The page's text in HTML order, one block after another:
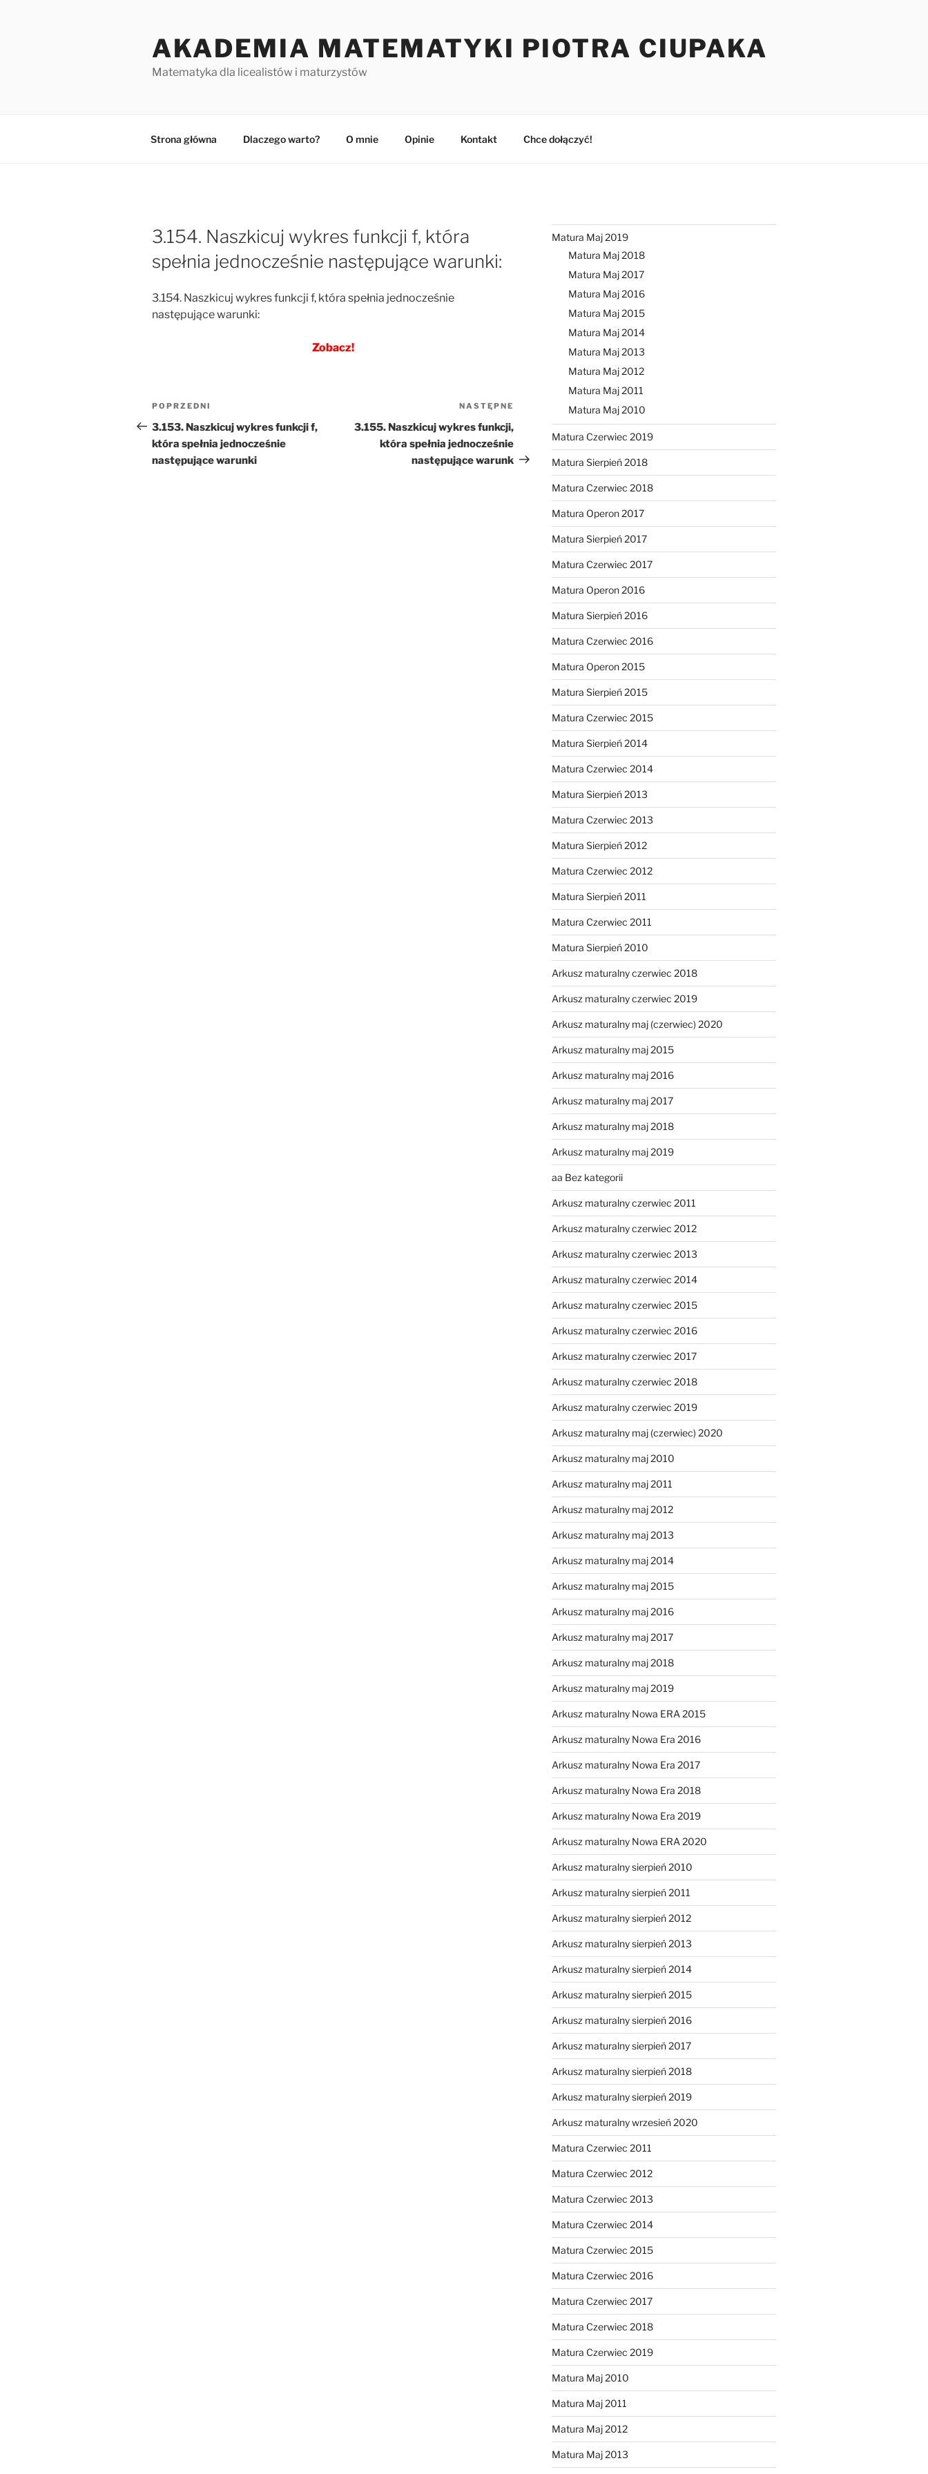
AKADEMIA MATEMATYKI PIOTRA CIUPAKA
Matematyka dla licealistów i maturzystów
Strona główna Dlaczego warto? O mnie Opinie Kontakt Chce dołączyć!
3.154. Naszkicuj wykres funkcji f, która
spełnia jednocześnie następujące warunki:
3.154. Naszkicuj wykres funkcji f, która spełnia jednocześnie
następujące warunki:
Zobacz!
Nawigacja
wpisu
Poprzedni
wpis
POPRZEDNI
3.153. Naszkicuj wykres funkcji f,
która spełnia jednocześnie
następujące warunki
NASTĘPNE
3.155. Naszkicuj wykres funkcji,
która spełnia jednocześnie
następujące warunk
Matura Maj 2019
Matura Maj 2018
Matura Maj 2017
Matura Maj 2016
Matura Maj 2015
Matura Maj 2014
Matura Maj 2013
Matura Maj 2012
Matura Maj 2011
Matura Maj 2010
Matura Czerwiec 2019
Matura Sierpień 2018
Matura Czerwiec 2018
Matura Operon 2017
Matura Sierpień 2017
Matura Czerwiec 2017
Matura Operon 2016
Matura Sierpień 2016
Matura Czerwiec 2016
Matura Operon 2015
Matura Sierpień 2015
Matura Czerwiec 2015
Matura Sierpień 2014
Matura Czerwiec 2014
Matura Sierpień 2013
Matura Czerwiec 2013
Matura Sierpień 2012
Matura Czerwiec 2012
Matura Sierpień 2011
Matura Czerwiec 2011
Matura Sierpień 2010
Arkusz maturalny czerwiec 2018
Arkusz maturalny czerwiec 2019
Arkusz maturalny maj (czerwiec) 2020
Arkusz maturalny maj 2015
Arkusz maturalny maj 2016
Arkusz maturalny maj 2017
Arkusz maturalny maj 2018
Arkusz maturalny maj 2019
aa Bez kategorii
Arkusz maturalny czerwiec 2011
Arkusz maturalny czerwiec 2012
Arkusz maturalny czerwiec 2013
Arkusz maturalny czerwiec 2014
Arkusz maturalny czerwiec 2015
Arkusz maturalny czerwiec 2016
Arkusz maturalny czerwiec 2017
Arkusz maturalny czerwiec 2018
Arkusz maturalny czerwiec 2019
Arkusz maturalny maj (czerwiec) 2020
Arkusz maturalny maj 2010
Arkusz maturalny maj 2011
Arkusz maturalny maj 2012
Arkusz maturalny maj 2013
Arkusz maturalny maj 2014
Arkusz maturalny maj 2015
Arkusz maturalny maj 2016
Arkusz maturalny maj 2017
Arkusz maturalny maj 2018
Arkusz maturalny maj 2019
Arkusz maturalny Nowa ERA 2015
Arkusz maturalny Nowa Era 2016
Arkusz maturalny Nowa Era 2017
Arkusz maturalny Nowa Era 2018
Arkusz maturalny Nowa Era 2019
Arkusz maturalny Nowa ERA 2020
Arkusz maturalny sierpień 2010
Arkusz maturalny sierpień 2011
Arkusz maturalny sierpień 2012
Arkusz maturalny sierpień 2013
Arkusz maturalny sierpień 2014
Arkusz maturalny sierpień 2015
Arkusz maturalny sierpień 2016
Arkusz maturalny sierpień 2017
Arkusz maturalny sierpień 2018
Arkusz maturalny sierpień 2019
Arkusz maturalny wrzesień 2020
Matura Czerwiec 2011
Matura Czerwiec 2012
Matura Czerwiec 2013
Matura Czerwiec 2014
Matura Czerwiec 2015
Matura Czerwiec 2016
Matura Czerwiec 2017
Matura Czerwiec 2018
Matura Czerwiec 2019
Matura Maj 2010
Matura Maj 2011
Matura Maj 2012
Matura Maj 2013